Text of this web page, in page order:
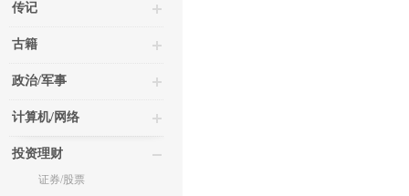
传记
古籍
政治/军事
计算机/网络
投资理财
证券/股票